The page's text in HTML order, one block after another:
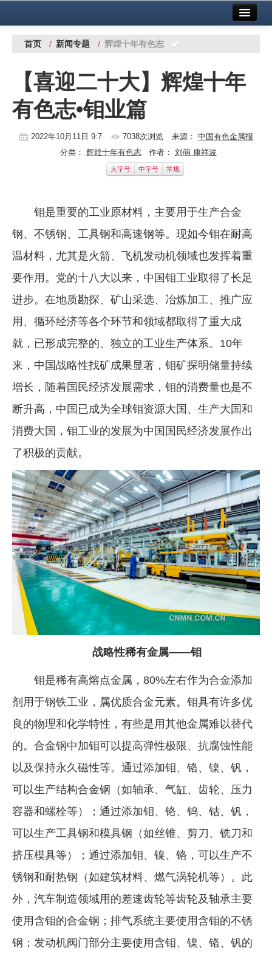
中国有色金属报社主办 广告服务
铜镍铅锌
铝
稀有稀土
镁钛
地矿 建设
党建工作
《资源再生》杂志
行情报价
数字报
首页 / 新闻专题 / 辉煌十年有色志
【喜迎二十大】辉煌十年
有色志•钼业篇
2022年10月11日 9:7 7038次浏览 来源： 中国有色金属报
分类： 辉煌十年有色志 作者： 刘萌 康祥波
大字号 中字号 常规
钼是重要的工业原材料，主要用于生产合金
钢、不锈钢、工具钢和高速钢等。现如今钼在耐高
温材料，尤其是火箭、飞机发动机领域也发挥着重
要作用。党的十八大以来，中国钼工业取得了长足
进步。在地质勘探、矿山采选、冶炼加工、推广应
用、循环经济等各个环节和领域都取得了重大成
就，已形成完整的、独立的工业生产体系。10年
来，中国战略性找矿成果显著，钼矿探明储量持续
增长，随着国民经济发展需求，钼的消费量也是不
断升高，中国已成为全球钼资源大国、生产大国和
消费大国，钼工业的发展为中国国民经济发展作出
了积极的贡献。
战略性稀有金属——钼
钼是稀有高熔点金属，80%左右作为合金添加
剂用于钢铁工业，属优质合金元素。钼具有许多优
良的物理和化学特性，有些是用其他金属难以替代
的。合金钢中加钼可以提高弹性极限、抗腐蚀性能
以及保持永久磁性等。通过添加钼、铬、镍、钒，
可以生产结构合金钢（如轴承、气缸、齿轮、压力
容器和螺栓等）；通过添加钼、铬、钨、钴、钒，
可以生产工具钢和模具钢（如丝锥、剪刀、铣刀和
挤压模具等）；通过添加钼、镍、铬，可以生产不
锈钢和耐热钢（如建筑材料、燃气涡轮机等）。此
外，汽车制造领域用的差速齿轮等齿轮及轴承主要
使用含钼的合金钢；排气系统主要使用含钼的不锈
钢；发动机阀门部分主要使用含钼、镍、铬、钒的